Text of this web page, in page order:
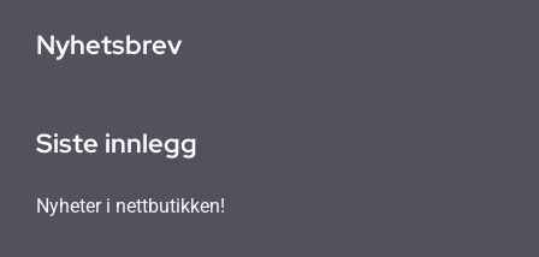
Nyhetsbrev
Siste innlegg
Nyheter i nettbutikken!